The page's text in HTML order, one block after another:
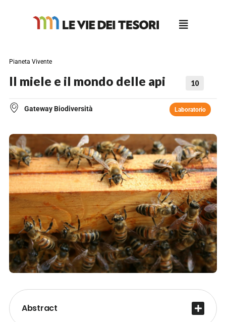
Pianeta Vivente
Il miele e il mondo delle api 10
Gateway Biodiversità Laboratorio
Abstract